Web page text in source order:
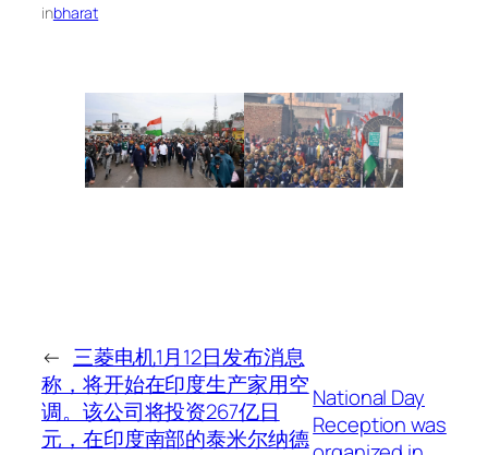
inbharat
← 三菱电机1月12日发布消息
称，将开始在印度生产家用空
调。该公司将投资267亿日
元，在印度南部的泰米尔纳德
National Day
Reception was